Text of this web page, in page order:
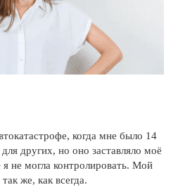
когда мне было 14
других, но оно заставляло моё
не могла контролировать. Мой
же, как всегда.